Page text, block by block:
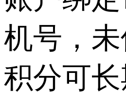
机号，
积分可